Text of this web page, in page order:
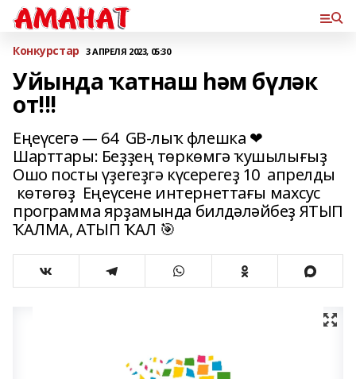
Конкурстар 3 АПРЕЛЯ 2023, 05:30
Уйында ҡатнаш һәм бүләк
от!!!
Еңеүсегә — 64 GB-лыҡ флешка ❤
Шарттары: Беҙҙең төркөмгә ҡушылығыҙ
Ошо посты үҙегеҙгә күсерегеҙ 10 апрелды
көтөгөҙ Еңеүсене интернеттағы махсус
программа ярҙамында билдәләйбеҙ ЯТЫП
ҠАЛМА, АТЫП ҠАЛ 🎯